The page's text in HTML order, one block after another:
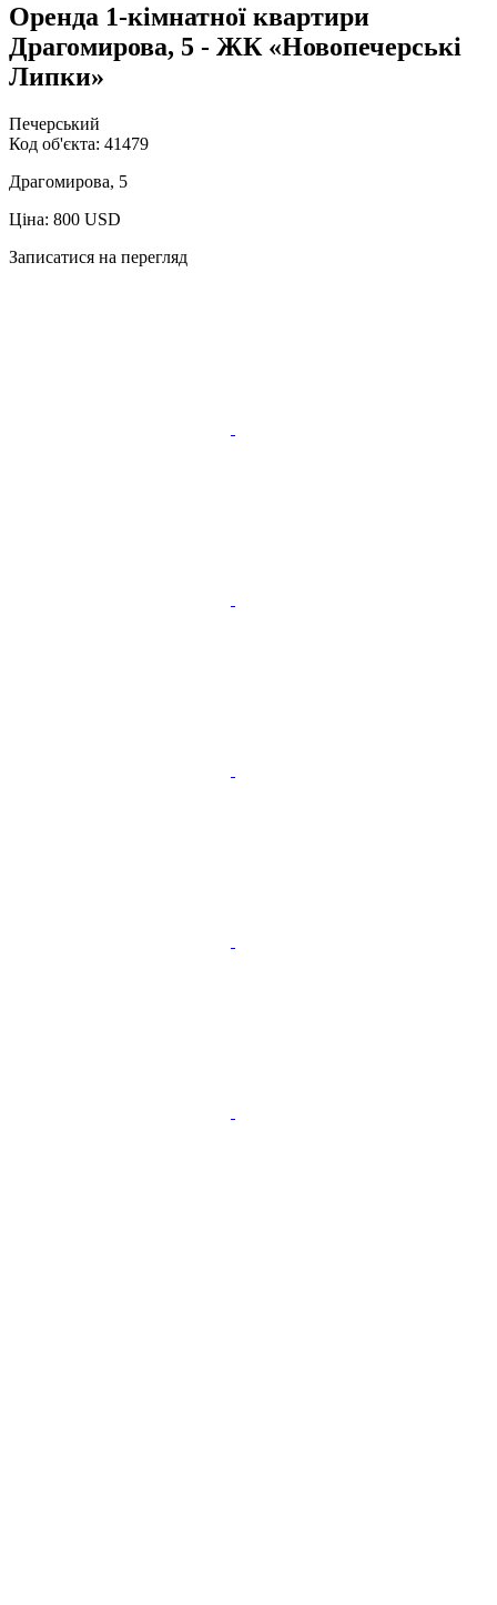
Оренда 1-кімнатної квартири
Драгомирова, 5 - ЖК «Новопечерські
Липки»
Печерський
Код об'єкта: 41479
Драгомирова, 5
Ціна: 800 USD
Записатися на перегляд